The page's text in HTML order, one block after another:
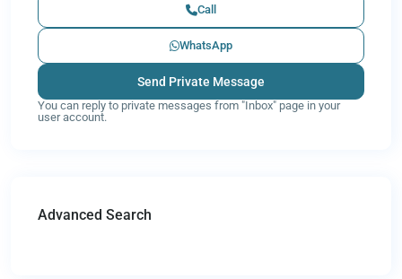
Call
WhatsApp
You can reply to private messages from "Inbox" page in your
user account.
Advanced Search